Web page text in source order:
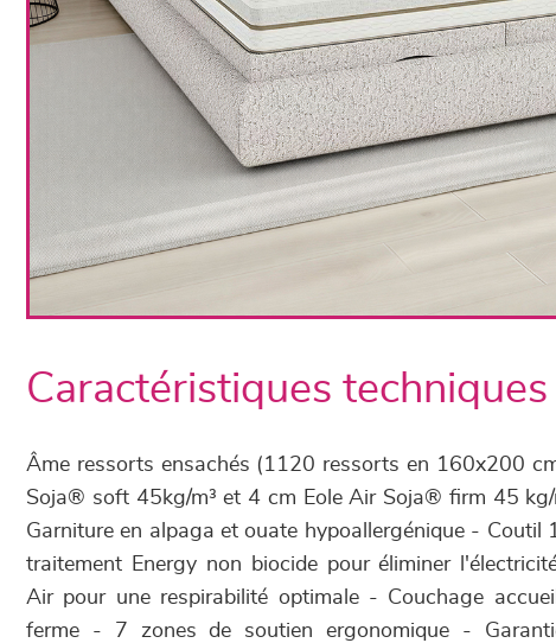
Caractéristiques techniques
Âme ressorts ensachés (1120 ressorts en 160x200
Soja® soft 45kg/m³ et 4 cm Eole Air Soja® firm 45
Garniture en alpaga et ouate hypoallergénique - Coutil
traitement Energy non biocide pour éliminer
Air pour une respirabilité optimale - Couchage
ferme - 7 zones de soutien ergonomique -